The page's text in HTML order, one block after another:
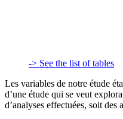
-> See the list of tables
Les variables de notre étude
d’une étude qui se veut
d’analyses effectuées, soit des